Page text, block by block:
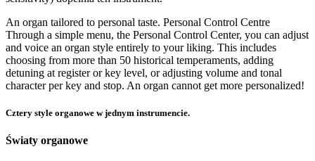
An organ tailored to personal taste. Personal Control Centre
Through a simple menu, the Personal Control Center, you can adjust
and voice an organ style entirely to your liking. This includes
choosing from more than 50 historical temperaments, adding
detuning at register or key level, or adjusting volume and tonal
character per key and stop. An organ cannot get more personalized!
Cztery style organowe w jednym instrumencie.
Światy organowe